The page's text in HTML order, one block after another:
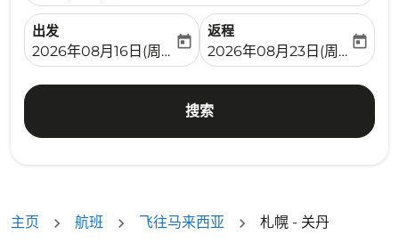
出发
fc-booking-departure-date-aria-label
2026年08月16日(周日)
today
返程
fc-booking-return-date-
2026年08月23日(周日)
today
搜索
主页 航班 飞往马来西亚 札幌 - 关丹